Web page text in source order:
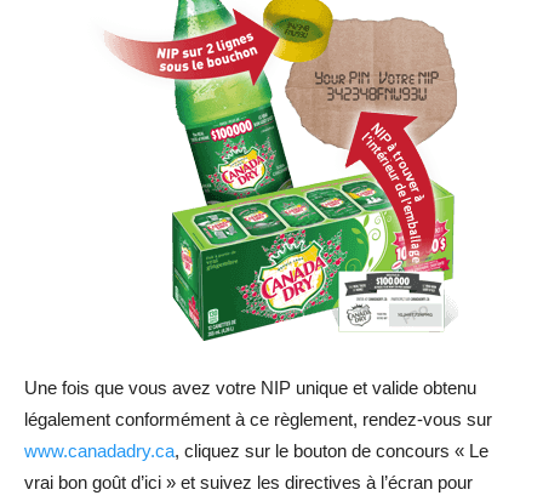
Une fois que vous avez votre NIP unique et valide obtenu
légalement conformément à ce règlement, rendez-vous sur
www.canadadry.ca, cliquez sur le bouton de concours « Le
vrai bon goût d’ici » et suivez les directives à l’écran pour